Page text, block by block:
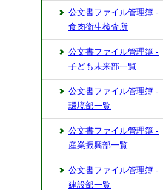
公文書ファイル管理簿 -
食肉衛生検査所
公文書ファイル管理簿 -
子ども未来部一覧
公文書ファイル管理簿 -
環境部一覧
公文書ファイル管理簿 -
産業振興部一覧
公文書ファイル管理簿 -
建設部一覧